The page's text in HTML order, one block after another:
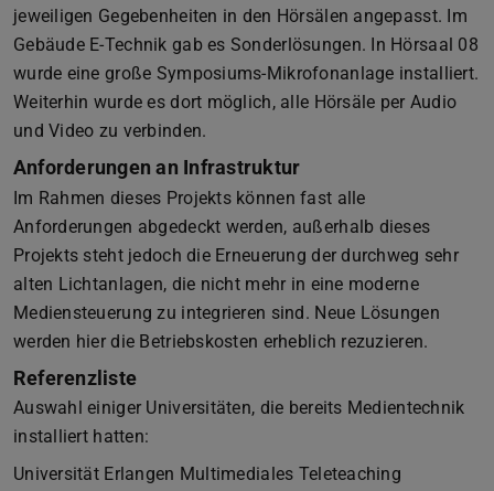
jeweiligen Gegebenheiten in den Hörsälen angepasst. Im
Gebäude E-Technik gab es Sonderlösungen. In Hörsaal 08
wurde eine große Symposiums-Mikrofonanlage installiert.
Weiterhin wurde es dort möglich, alle Hörsäle per Audio
und Video zu verbinden.
Anforderungen an Infrastruktur
Im Rahmen dieses Projekts können fast alle
Anforderungen abgedeckt werden, außerhalb dieses
Projekts steht jedoch die Erneuerung der durchweg sehr
alten Lichtanlagen, die nicht mehr in eine moderne
Mediensteuerung zu integrieren sind. Neue Lösungen
werden hier die Betriebskosten erheblich rezuzieren.
Referenzliste
Auswahl einiger Universitäten, die bereits Medientechnik
installiert hatten:
Universität Erlangen Multimediales Teleteaching